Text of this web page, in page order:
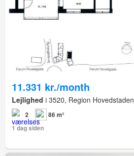
11.331 kr./month
Lejlighed i 3520, Region Hovedstaden
2
86 m²
1 dag siden